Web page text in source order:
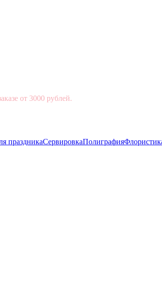
от 3000 рублей.
праздникаСервировкаПолиграфия